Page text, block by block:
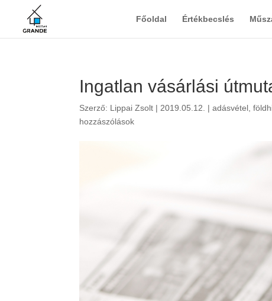
Főoldal Értékbecslés
Ingatlan vásárlási
Szerző: Lippai Zsolt | 2019.05.12. |adásvétel ,
hozzászólások